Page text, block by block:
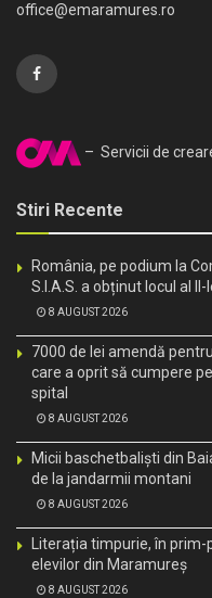
office@emaramures.ro
– Servicii de
Stiri Recente
România, pe podium la
S.I.A.S. a obținut locul al II-
8 AUGUST 2026
7000 de lei amendă
care a oprit să cumpere
spital
8 AUGUST 2026
Micii baschetbaliști din
de la jandarmii montani
8 AUGUST 2026
Literația timpurie, în
elevilor din Maramureș
8 AUGUST 2026